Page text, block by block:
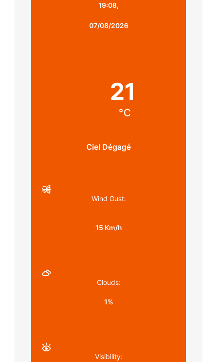
19:08,
07/08/2026
21
°C
Ciel Dégagé
Wind Gust:
15 Km/h
Clouds:
1%
Visibility: